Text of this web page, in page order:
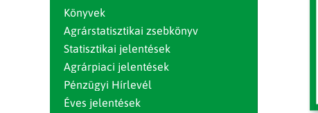
Könyvek
Agrárstatisztikai zsebkönyv
Statisztikai jelentések
Agrárpiaci jelentések
Pénzügyi Hírlevél
Éves jelentések